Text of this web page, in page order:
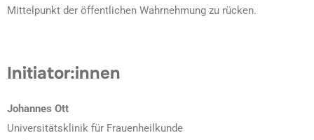
Mittelpunkt der öffentlichen Wahrnehmung zu rücken.
Initiator:innen
Johannes Ott
Universitätsklinik für Frauenheilkunde